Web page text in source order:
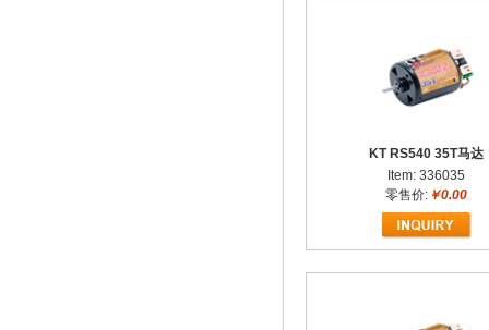
KT RS540 35T马达
Item: 336035
零售价: ￥0.00